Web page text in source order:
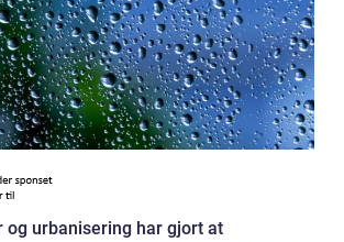
og urbanisering har gjort at